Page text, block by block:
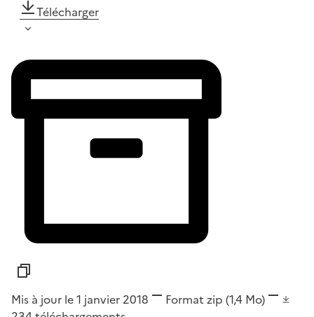
Télécharger
Mis à jour le 1 janvier 2018 Format zip (1,4 Mo)